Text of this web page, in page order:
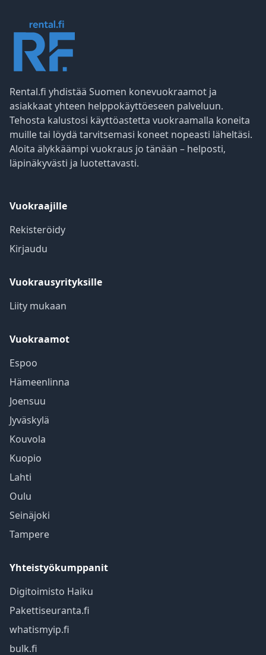
Rental.fi yhdistää Suomen konevuokraamot ja
asiakkaat yhteen helppokäyttöeseen palveluun.
Tehosta kalustosi käyttöastetta vuokraamalla koneita
muille tai löydä tarvitsemasi koneet nopeasti läheltäsi.
Aloita älykkäämpi vuokraus jo tänään – helposti,
läpinäkyvästi ja luotettavasti.
Vuokraajille
Rekisteröidy
Kirjaudu
Vuokrausyrityksille
Liity mukaan
Vuokraamot
Espoo
Hämeenlinna
Joensuu
Jyväskylä
Kouvola
Kuopio
Lahti
Oulu
Seinäjoki
Tampere
Yhteistyökumppanit
Digitoimisto Haiku
Pakettiseuranta.fi
whatismyip.fi
bulk.fi